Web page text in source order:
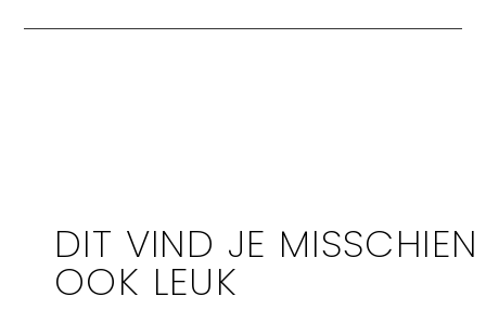
DIT VIND JE MISSCHIEN
OOK LEUK